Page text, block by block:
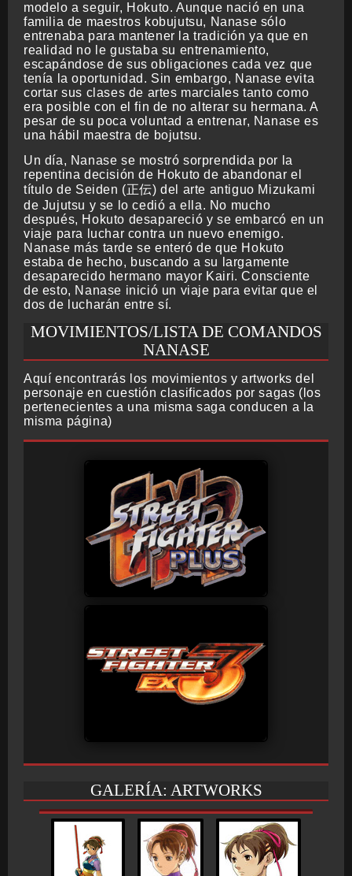
modelo a seguir, Hokuto. Aunque nació en una
familia de maestros kobujutsu, Nanase sólo
entrenaba para mantener la tradición ya que en
realidad no le gustaba su entrenamiento,
escapándose de sus obligaciones cada vez que
tenía la oportunidad. Sin embargo, Nanase evita
cortar sus clases de artes marciales tanto como
era posible con el fin de no alterar su hermana. A
pesar de su poca voluntad a entrenar, Nanase es
una hábil maestra de bojutsu.
Un día, Nanase se mostró sorprendida por la
repentina decisión de Hokuto de abandonar el
título de Seiden (正伝) del arte antiguo Mizukami
de Jujutsu y se lo cedió a ella. No mucho
después, Hokuto desapareció y se embarcó en un
viaje para luchar contra un nuevo enemigo.
Nanase más tarde se enteró de que Hokuto
estaba de hecho, buscando a su largamente
desaparecido hermano mayor Kairi. Consciente
de esto, Nanase inició un viaje para evitar que el
dos de lucharán entre sí.
MOVIMIENTOS/LISTA DE COMANDOS
NANASE
Aquí encontrarás los movimientos y artworks del
personaje en cuestión clasificados por sagas (los
pertenecientes a una misma saga conducen a la
misma página)
GALERÍA: ARTWORKS